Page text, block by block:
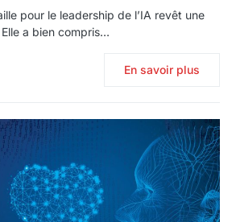
pour le leadership de l’IA revêt une
a bien compris…
En savoir plus